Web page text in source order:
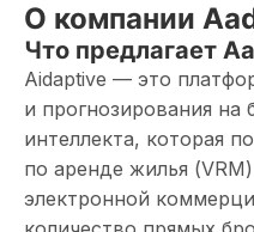
О компании
Что предлагает
Aidaptive — это
и прогнозирования на
интеллекта, которая
по аренде жилья
электронной